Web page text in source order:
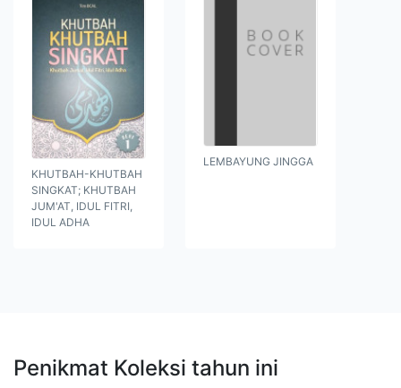
KHUTBAH-KHUTBAH
SINGKAT; KHUTBAH
JUM'AT, IDUL FITRI,
IDUL ADHA
LEMBAYUNG JINGGA
Penikmat Koleksi tahun ini